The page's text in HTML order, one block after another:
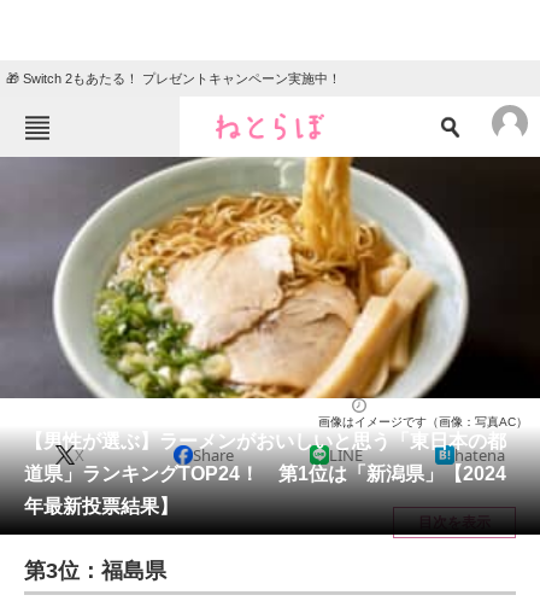
🎁 Switch 2もあたる！ プレゼントキャンペーン実施中！
ねとらぼメニュー
ニュース
エンタメ クイズ
グルメ 地域
教育・育児
リサーチ
会員記事
メディア
注目記事を集めた総合ページ
ITの今と未来を見通す
【男性が選ぶ】ラーメンがおいしいと思う「東日本の都
道県」ランキングTOP24！ 第1位は「新潟県」【2024
年最新投票結果】
画像はイメージです（画像：写真AC）
X Share LINE hatena
目次を表示
第3位：福島県